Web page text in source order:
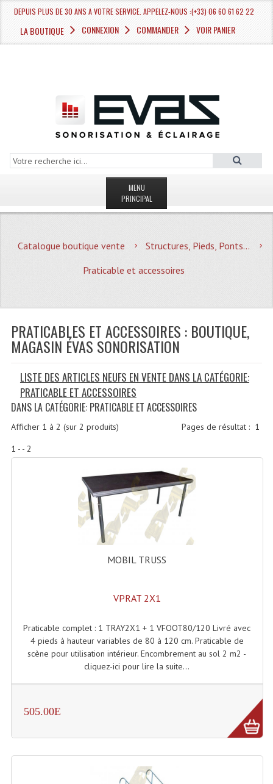
DEPUIS PLUS DE 30 ANS A VOTRE SERVICE. APPELEZ-NOUS :(+33) 06 60 61 62 22
LA BOUTIQUE CONNEXION COMMANDER VOIR PANIER
MENU
PRINCIPAL
MAGASIN
Quoi De Neuf?
Plan Acces, Horaires.
Location De Matériel
Le Matériel D´occasion
Recherche Avancée
Recevoir Nos Promotions
CATÉGORIES
Sonorisation
Accessoires Pieds Cellules Diamants
Cellule (s)
Diamants
Pieds D'enceintes
Compresseurs , Limiteurs , Noise Gate
Catalogue boutique vente
Structures, Pieds, Ponts...
Praticable et accessoires
PRATICABLES ET ACCESSOIRES : BOUTIQUE,
MAGASIN ÉVAS SONORISATION
LISTE DES ARTICLES NEUFS EN VENTE DANS LA CATÉGORIE:
PRATICABLE ET ACCESSOIRES
DANS LA CATÉGORIE: PRATICABLE ET ACCESSOIRES
Pages de résultat : 1
Afficher 1 à 2 (sur 2 produits)
1 - - 2
MOBIL TRUSS
VPRAT 2X1
Praticable complet : 1 TRAY2X1 + 1 VFOOT80/120 Livré avec
4 pieds à hauteur variables de 80 à 120 cm. Praticable de
scène pour utilisation intérieur. Encombrement au sol 2 m2 -
cliquez-ici pour lire la suite...
505.00E